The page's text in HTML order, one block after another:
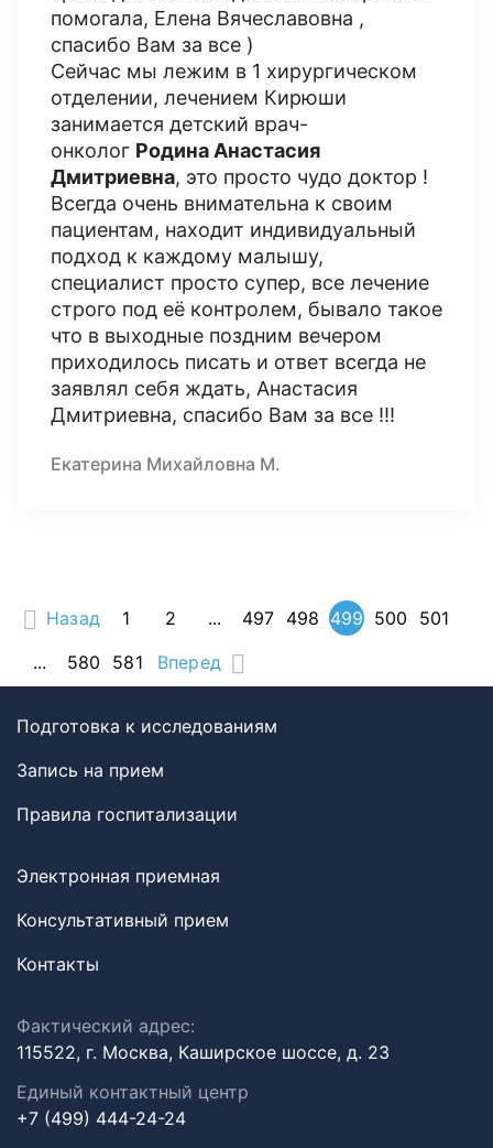
помогала, Елена Вячеславовна ,
спасибо Вам за все )
Сейчас мы лежим в 1 хирургическом
отделении, лечением Кирюши
занимается детский врач-
онколог Родина Анастасия
Дмитриевна, это просто чудо доктор !
Всегда очень внимательна к своим
пациентам, находит индивидуальный
подход к каждому малышу,
специалист просто супер, все лечение
строго под её контролем, бывало такое
что в выходные поздним вечером
приходилось писать и ответ всегда не
заявлял себя ждать, Анастасия
Дмитриевна, спасибо Вам за все !!!
Екатерина Михайловна М.
Назад 1 2 ... 497 498 499 500
501
...
580 581 Вперед
Подготовка к исследованиям
Запись на прием
Правила госпитализации
Электронная приемная
Консультативный прием
Контакты
Фактический адрес:
115522, г. Москва, Каширское шоссе, д. 23
Единый контактный центр
+7 (499) 444-24-24